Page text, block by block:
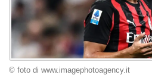
© foto di www.imagephotoagency.it